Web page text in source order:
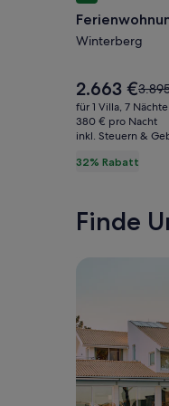
Villa
Winterberg
32% Rabatt
Der
Preis
beträgt
2.663 €.
2.663 €Der
alte
Preis
war
siehe
zum
für 1 Villa, 7 Nächte
380 € pro Nacht
inkl. Steuern &
Finde
Suche nach